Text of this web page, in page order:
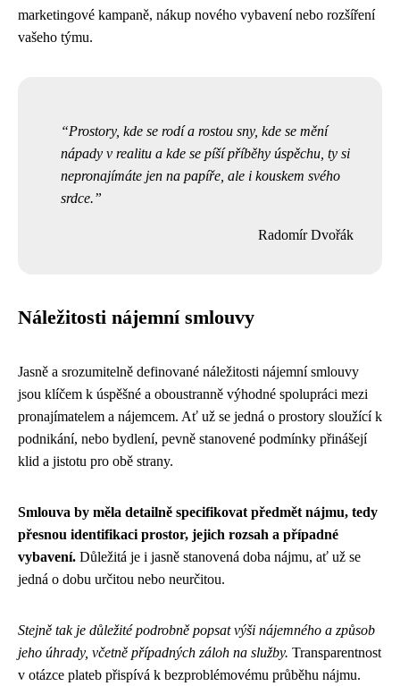
marketingové kampaně, nákup nového vybavení nebo rozšíření
vašeho týmu.
Prostory, kde se rodí a rostou sny, kde se mění
nápady v realitu a kde se píší příběhy úspěchu, ty si
nepronajímáte jen na papíře, ale i kouskem svého
srdce.
Radomír Dvořák
Náležitosti nájemní smlouvy
Jasně a srozumitelně definované náležitosti nájemní smlouvy
jsou klíčem k úspěšné a oboustranně výhodné spolupráci mezi
pronajímatelem a nájemcem. Ať už se jedná o prostory sloužící k
podnikání, nebo bydlení, pevně stanovené podmínky přinášejí
klid a jistotu pro obě strany.
Smlouva by měla detailně specifikovat předmět nájmu, tedy
přesnou identifikaci prostor, jejich rozsah a případné
vybavení. Důležitá je i jasně stanovená doba nájmu, ať už se
jedná o dobu určitou nebo neurčitou.
Stejně tak je důležité podrobně popsat výši nájemného a způsob
jeho úhrady, včetně případných záloh na služby. Transparentnost
v otázce plateb přispívá k bezproblémovému průběhu nájmu.